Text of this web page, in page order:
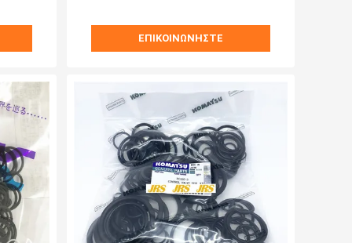
ΕΠΙΚΟΙΝΩΝΉΣΤΕ